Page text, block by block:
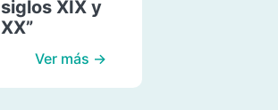
siglos XIX y
XX”
Ver más →